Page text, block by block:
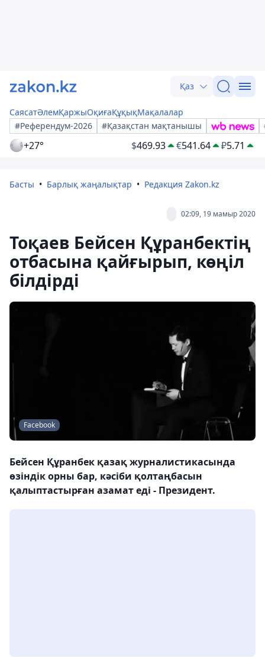
Қаз
СаясатӘлемҚаржыОқиғаҚұқықМақалалар
#Референдум-2026
#Қазақстан мақтанышы
+27° $469.93 €541.64 ₽5.71
Басты Барлық жаңалықтар Редакция Zakon.kz
02:09, 19 мамыр 2020
Тоқаев Бейсен Құранбектің
отбасына қайғырып, көңіл
білдірді
Facebook
Бейсен Құранбек қазақ журналистикасында
өзіндік орны бар, кәсіби қолтаңбасын
қалыптастырған азамат еді - Президент.